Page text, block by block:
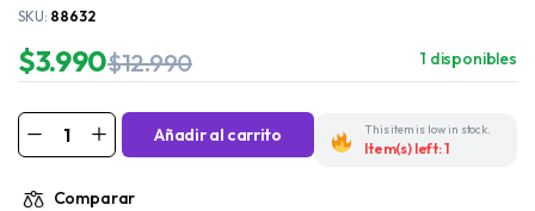
SKU: 88632
$12.990
$3.990 1 disponibles
Añadir al carrito This item is low in stock.
Item(s) left: 1
Comparar